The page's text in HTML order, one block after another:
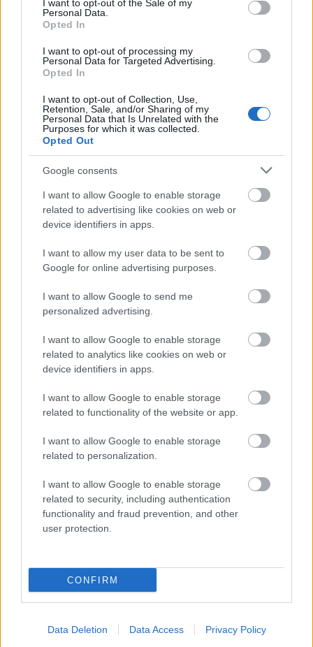
I want to opt-out of the Sale of my
Personal Data.
Opted In
I want to opt-out of processing my
Personal Data for Targeted Advertising.
Opted In
I want to opt-out of Collection, Use,
Retention, Sale, and/or Sharing of my
Personal Data that Is Unrelated with the
Purposes for which it was collected.
Opted Out
Google consents
I want to allow Google to enable storage
related to advertising like cookies on web or
device identifiers in apps.
I want to allow my user data to be sent to
Google for online advertising purposes.
I want to allow Google to send me
personalized advertising.
I want to allow Google to enable storage
related to analytics like cookies on web or
device identifiers in apps.
I want to allow Google to enable storage
related to functionality of the website or app.
I want to allow Google to enable storage
related to personalization.
I want to allow Google to enable storage
related to security, including authentication
functionality and fraud prevention, and other
user protection.
CONFIRM
Data Deletion Data Access Privacy Policy
ΠΟΛ/ΧΝΕΙΟ
ΚΡΗΤΗΣ
ΜΗΧΑΝΙΚΩΝ
ΠΑΝ. ΚΡΗΤΗΣ
ΜΑΘΗΜΑΤΙΚΩΝ KAI
(ΗΡΑΚΛΕΙΟ) -
ΕΦΑΡΜΟΣΜΕΝΩΝ
ΜΑΘΗΜΑΤΙΚΩΝ
ΠΑΝ. ΠΑΤΡΩΝ
ΘΕΑΤΡΙΚΩΝ
87 34
Δ.Π.Θ.
ΑΓΡΟΤΙΚΗΣ
ΒΙΟΤΕΧΝΟΛΟΓΙΑΣ
ΚΑΙ ΟΙΝΟΛΟΓΙΑΣ
(ΔΡΑΜΑ) - ΠΡΩΗΝ
176
ΠΑΝ. ΠΕΛ/
ΘΕΑΤΡΙΚΩΝ
ΣΠΟΥΔΩΝ (ΝΑΥΠΛΙΟ)
ΠΑΝ. ΔΥΤ.
ΟΡΓΑΝΩΣΗΣ ΚΑΙ
ΔΙΟΙΚΗΣΗΣ
(ΓΡΕΒΕΝΑ)
ΙΣΤΟΡΙΑΣ ΚΑΙ
Ε.Κ.Π.Α.
ΓΕΡΜΑΝΙΚΗΣ
ΦΙΛΟΛΟΓΙΑΣ
(ΑΘΗΝΑ)
Α.Π.Θ.
ΓΕΡΜΑΝΙΚΗΣ
ΓΛΩΣΣΑΣ ΚΑΙ
ΦΙΛΟΛΟΓΙΑΣ
(ΘΕΣΣΑΛΟΝΙΚΗ)
110
(ΑΘΗΝΑ)
υψηλότερη βάση